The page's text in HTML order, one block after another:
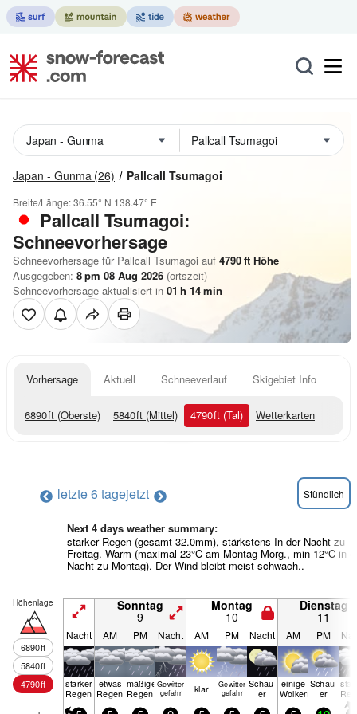
Japan - Gunma (26) Pallcall Tsumagoi
Breite/Länge:36.55° N 138.47° E
Pallcall Tsumagoi:
Schneevorhersage
Schneevorhersage für Pallcall Tsumagoi auf 4790ft Höhe
Ausgegeben: 8 pm 08 Aug 2026 (ortszeit)
Schneevorhersage aktualisiert in 01 h 14min
Vorhersage Aktuell Schneeverlauf Skigebiet Info
6890ft (Oberste) 5840ft (Mittel) 4790ft (Tal) Wetterkarten
letzte 6 tagejetzt Stündlich
Next 4 days weather summary:
starker Regen (gesamt 32.0mm), stärkstens In der Nacht zu
Freitag. Warm (maximal 23°C am Montag Morg., min 12°C in
Nacht zu Montag). Der Wind bleibt meist schwach..
Höhenlage
6890ft
5840ft
4790ft
Sonntag
9
Montag
10
Dienstag
11
Nacht AM PM Nacht AM PM Nacht AM PM
starker
Regen
etwas
Regen
mäßiger
Regen
Gewitter
gefahr
klar
Gewitter
gefahr
Schau­
er
einige
Wolken
Schau­
er